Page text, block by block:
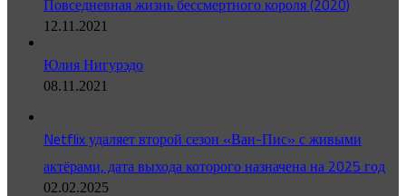
12.11.2021
Юлия Нигурэдо
08.11.2021
Netflix удаляет второй сезон «Ван-Пис» с живыми
актёрами, дата выхода которого назначена на 2025 год
02.02.2025